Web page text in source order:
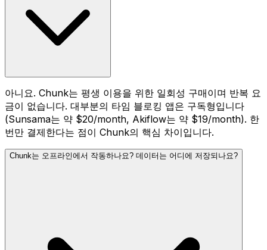
아니요. Chunk는 평생 이용을 위한 일회성 구매이며 반복 요
금이 없습니다. 대부분의 타임 블로킹 앱은 구독형입니다
(Sunsama는 약 $20/month, Akiflow는 약 $19/month). 한
번만 결제한다는 점이 Chunk의 핵심 차이입니다.
Chunk는 오프라인에서 작동하나요? 데이터는 어디에 저장되나요?